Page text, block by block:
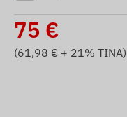
75 €
(61,98 € + 21% TINA)